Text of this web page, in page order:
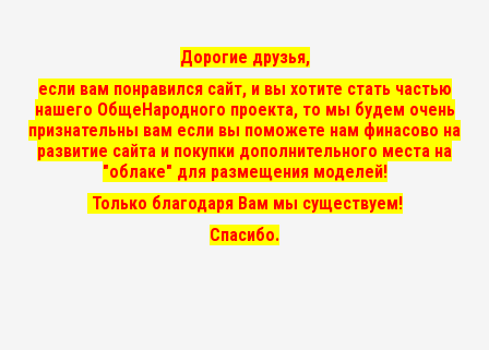
Дорогие друзья,
если вам понравился сайт, и вы хотите стать частью
нашего ОбщеНародного проекта, то мы будем очень
признательны вам если вы поможете нам финасово на
развитие сайта и покупки дополнительного места на
"облаке" для размещения моделей!
Только благодаря Вам мы существуем!
Спасибо.